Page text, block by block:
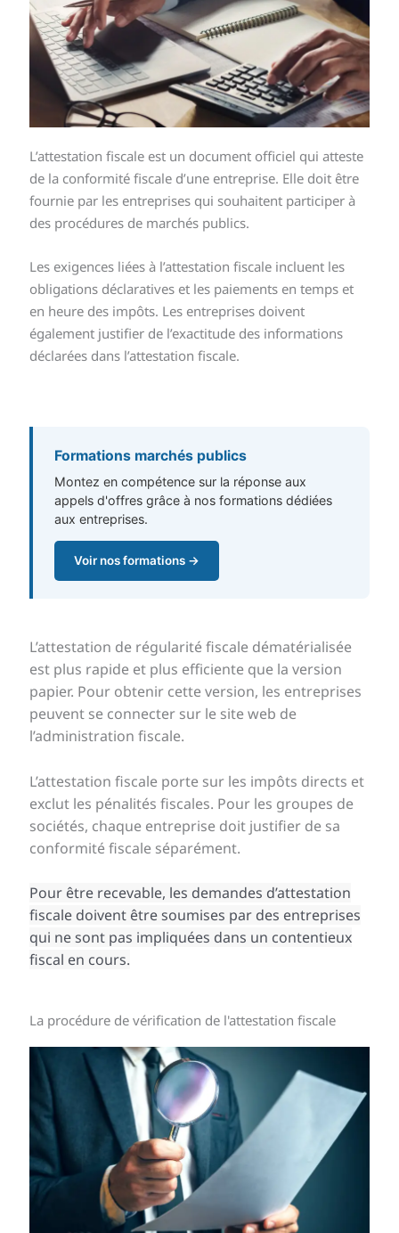
L’attestation fiscale est un document officiel qui atteste
de la conformité fiscale d’une entreprise. Elle doit être
fournie par les entreprises qui souhaitent participer à
des procédures de marchés publics.
Les exigences liées à l’attestation fiscale incluent les
obligations déclaratives et les paiements en temps et
en heure des impôts. Les entreprises doivent
également justifier de l’exactitude des informations
déclarées dans l’attestation fiscale.
Formations marchés publics
Montez en compétence sur la réponse aux
appels d'offres grâce à nos formations dédiées
aux entreprises.
Voir nos formations →
L’attestation de régularité fiscale dématérialisée
est plus rapide et plus efficiente que la version
papier. Pour obtenir cette version, les entreprises
peuvent se connecter sur le site web de
l’administration fiscale.
L’attestation fiscale porte sur les impôts directs et
exclut les pénalités fiscales. Pour les groupes de
sociétés, chaque entreprise doit justifier de sa
conformité fiscale séparément.
Pour être recevable, les demandes d’attestation
fiscale doivent être soumises par des entreprises
qui ne sont pas impliquées dans un contentieux
fiscal en cours.
La procédure de vérification de l'attestation fiscale